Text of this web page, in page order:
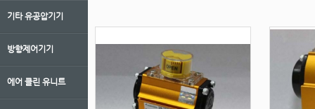
기타 유공압기기
방향제어기기
에어 클린 유니트